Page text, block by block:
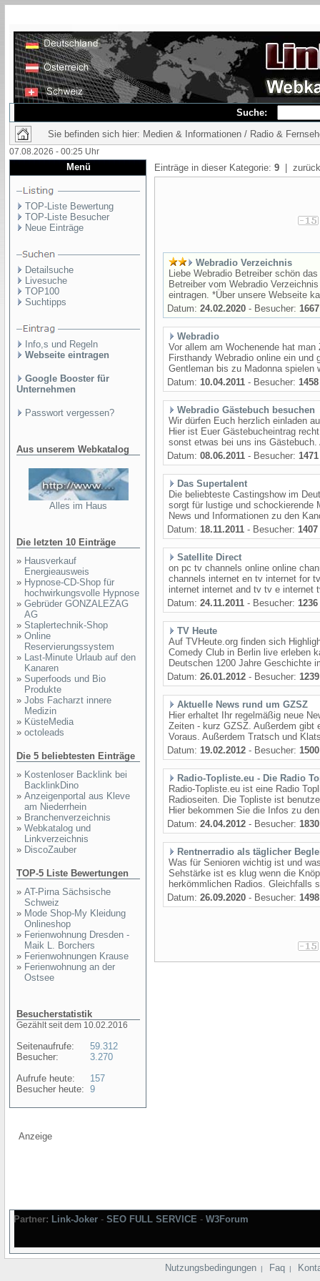
Suche:
Sie befinden sich hier: Medien & Informationen / Radio &
07.08.2026 - 00:25 Uhr
Menü
TOP-Liste Bewertung
TOP-Liste Besucher
Neue Einträge
Detailsuche
Livesuche
TOP100
Suchtipps
Info,s und Regeln
Webseite eintragen
Google Booster für
Unternehmen
Passwort vergessen?
Aus unserem Webkatalog
Alles im Haus
Die letzten 10 Einträge
» Hausverkauf
Energieausweis
» Hypnose-CD-Shop für
hochwirkungsvolle Hypnose
» Gebrüder GONZALEZAG
AG
» Staplertechnik-Shop
» Online
Reservierungssystem
» Last-Minute Urlaub auf den
Kanaren
» Superfoods und Bio
Produkte
» Jobs Facharzt innere
Medizin
» KüsteMedia
» octoleads
Die 5 beliebtesten Einträge
» Kostenloser Backlink bei
BacklinkDino
» Anzeigenportal aus Kleve
am Niederrhein
» Branchenverzeichnis
» Webkatalog und
Linkverzeichnis
» DiscoZauber
TOP-5 Liste Bewertungen
» AT-Pirna Sächsische
Schweiz
» Mode Shop-My Kleidung
Onlineshop
» Ferienwohnung Dresden -
Maik L. Borchers
» Ferienwohnungen Krause
» Ferienwohnung an der
Ostsee
Besucherstatistik
Gezählt seit dem 10.02.2016
Seitenaufrufe:
Besucher:
Aufrufe heute:
Besucher heute:
59.312
3.270
157
9
Einträge in dieser Kategorie: 9 |
Webradio Verzeichnis
Liebe Webradio Betreiber schön
Betreiber vom Webradio
eintragen. *Über unsere Webseite
Datum: 24.02.2020 - Besucher: 1667
Webradio
Vor allem am Wochenende hat
Firsthandy Webradio online ein und
Gentleman bis zu Madonna spielen
Datum: 10.04.2011 - Besucher: 1458
Webradio Gästebuch besuchen
Wir dürfen Euch herzlich einladen
Hier ist Euer Gästebucheintrag
sonst etwas bei uns ins
Datum: 08.06.2011 - Besucher: 1471
Das Supertalent
Die beliebteste Castingshow im
sorgt für lustige und schockierende
News und Informationen zu den
Datum: 18.11.2011 - Besucher: 1407
Satellite Direct
on pc tv channels online online
channels internet en tv internet for
internet internet and tv tv e internet
Datum: 24.11.2011 - Besucher: 1236
TV Heute
Auf TVHeute.org finden sich
Comedy Club in Berlin live erleben
Deutschen 1200 Jahre Geschichte
Datum: 26.01.2012 - Besucher: 1239
Aktuelle News rund um GZSZ
Hier erhaltet Ihr regelmäßig neue
Zeiten - kurz GZSZ. Außerdem gibt
Voraus. Außerdem Tratsch und
Datum: 19.02.2012 - Besucher: 1500
Radio-Topliste.eu - Die Radio
Radio-Topliste.eu ist eine Radio
Radioseiten. Die Topliste ist
Hier bekommen Sie die Infos zu
Datum: 24.04.2012 - Besucher: 1830
Rentnerradio als täglicher
Was für Senioren wichtig ist und
Sehstärke ist es klug wenn die
herkömmlichen Radios. Gleichfalls
Datum: 26.09.2020 - Besucher: 1498
Anzeige
Partner: Link-Joker - SEO FULL SERVICE - W3Forum
Nutzungsbedingungen | Faq |